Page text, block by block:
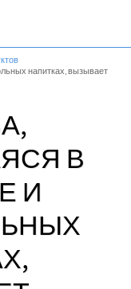
напитках, вызывает
В
И